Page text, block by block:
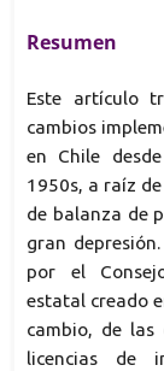
Resumen
Este artículo
cambios
en Chile
1950s, a raíz
de balanza de
gran
por el
estatal creado
cambio, de las
licencias de